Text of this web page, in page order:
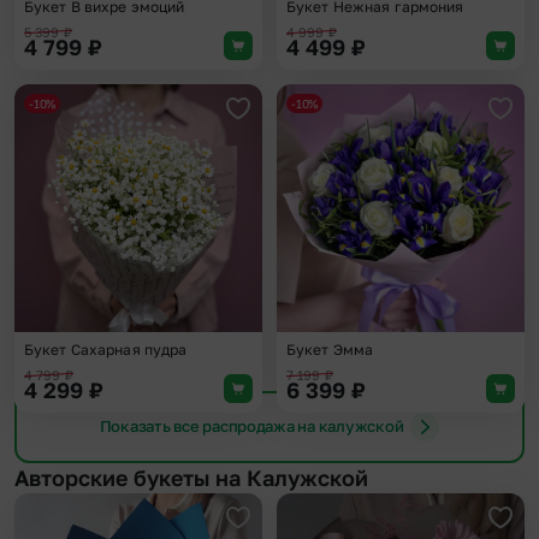
Букет В вихре эмоций
5 399₽
4 799 ₽
Букет Нежная гармония
4 999₽
4 499 ₽
Добавить в избранное
-10%
Букет Сахарная пудра
4 799₽
4 299 ₽
-10%
Букет Эмма
7 199₽
6 399 ₽
Показать все распродажа на калужской
Авторские букеты на Калужской